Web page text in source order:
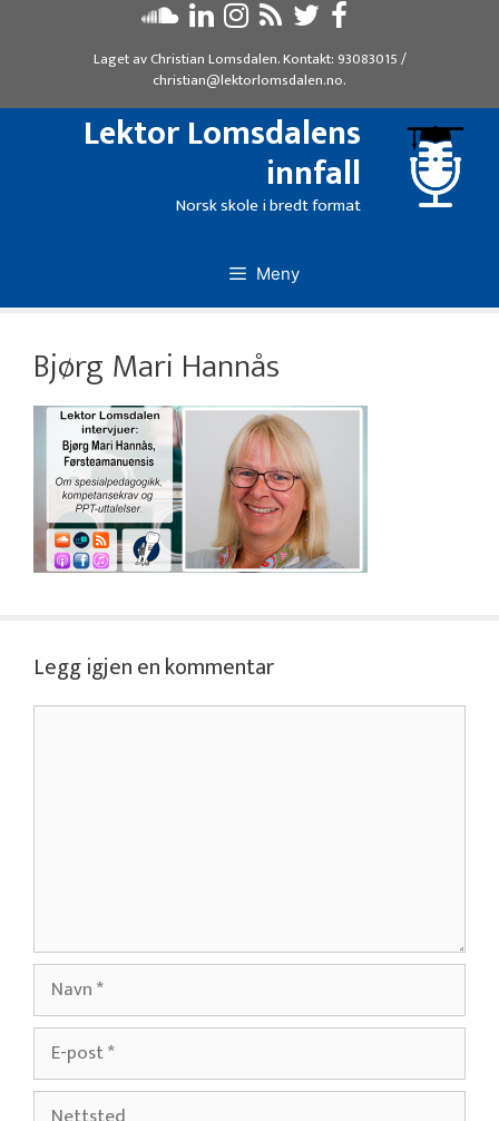
Laget avChristian Lomsdalen. Kontakt: 93083015/
christian@lektorlomsdalen.no.
Lektor Lomsdalens
innfall
Norsk skole i bredt format
Meny
Bjørg Mari Hannås
Legg igjen en kommentar
Navn
post
Nettsted